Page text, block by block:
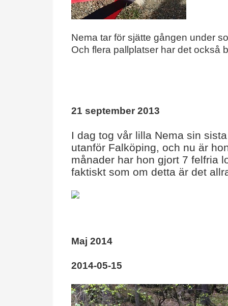
Nema tar för sjätte gången under
Och flera pallplatser har det också
21 september 2013
I dag tog vår lilla Nema sin
utanför Falköping, och nu är
månader har hon gjort 7 felfria
faktiskt som om detta är det
Maj 2014
2014-05-15